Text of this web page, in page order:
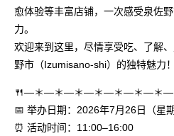
愈体验等丰富店铺，一次感受泉佐
力。
欢迎来到这里，尽情享受吃、了解
野市（Izumisano-shi）的独特魅力！
🍴―＊―＊―＊―＊―＊―＊―＊―
📅 举办日期：2026年7月26日（星
⏰ 活动时间：11:00–16:00